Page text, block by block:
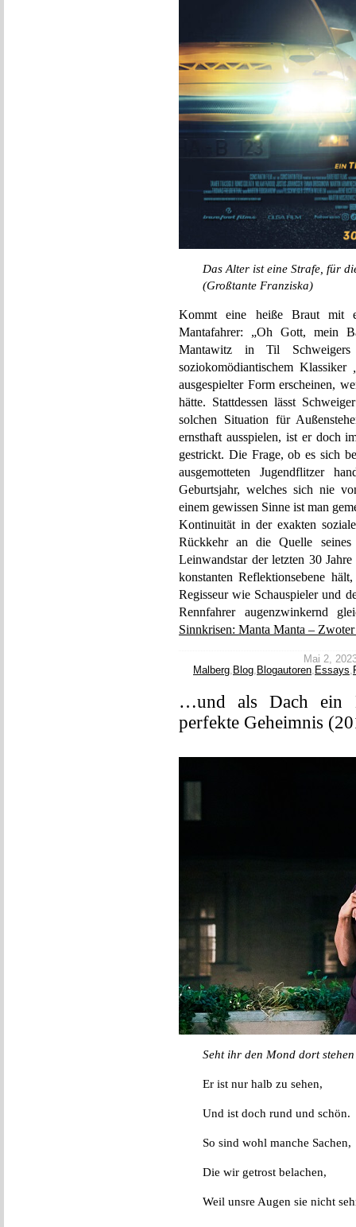
Das Alter ist eine Strafe, für
(Großtante Franziska)
Kommt eine heiße Braut mit
Mantafahrer: „Oh Gott, mein
Mantawitz in Til
soziokomödiantischem Klassiker
ausgespielter Form erscheinen,
hätte. Stattdessen lässt
solchen Situation für
ernsthaft ausspielen, ist er doch
gestrickt. Die Frage, ob es sich
ausgemotteten Jugendflitzer
Geburtsjahr, welches sich nie
einem gewissen Sinne ist man
Kontinuität in der exakten
Rückkehr an die Quelle seines
Leinwandstar der letzten 30
konstanten Reflektionsebene
Regisseur wie Schauspieler und
Rennfahrer augenzwinkernd
Sinnkrisen: Manta Manta –
Mai 2,
Malberg, Blog, Blogautoren, Essays,
…und als Dach ein
perfekte Geheimnis
Seht ihr den Mond dort
Er ist nur halb zu sehen,
Und ist doch rund und schön.
So sind wohl manche Sachen,
Die wir getrost belachen,
Weil unsre Augen sie nicht